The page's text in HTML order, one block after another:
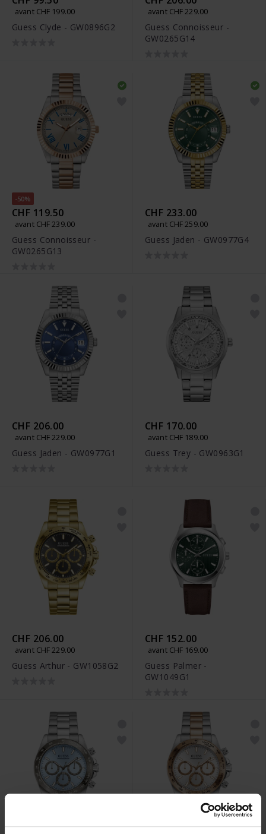
avant CHF 199.00
Guess Clyde - GW0896G2
avant CHF 229.00
Guess Connoisseur -
GW0265G14
-50%
CHF 119.50
avant CHF 239.00
Guess Connoisseur -
GW0265G13
CHF 233.00
avant CHF 259.00
Guess Jaden - GW0977G4
CHF 206.00
avant CHF 229.00
Guess Jaden - GW0977G1
CHF 170.00
avant CHF 189.00
Guess Trey - GW0963G1
CHF 206.00
avant CHF 229.00
Guess Arthur - GW1058G2
CHF 152.00
avant CHF 169.00
Guess Palmer -
GW1049G1